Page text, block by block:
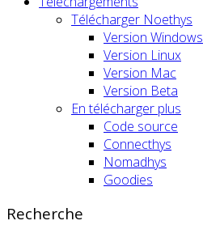
Télécharger Noethys
Version Windows
Version Linux
Version Mac
Version Beta
En télécharger plus
Code source
Connecthys
Nomadhys
Goodies
Recherche